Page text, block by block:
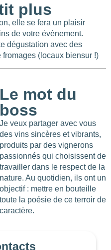
plus
elle se fera un plaisir
de votre évènement.
dégustation avec des
(locaux biensur !)
Le mot du
boss
Je veux partager avec vous
des vins sincères et vibrants,
produits par des vignerons
passionnés qui choisissent de
travailler dans le respect de la
nature. Au quotidien, ils ont un
objectif : mettre en bouteille
toute la poésie de ce terroir de
caractère.